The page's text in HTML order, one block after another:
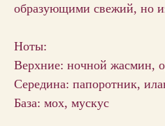
образующими свежий, но
Ноты:
Верхние: ночной жасмин,
Середина: папоротник,
База: мох, мускус